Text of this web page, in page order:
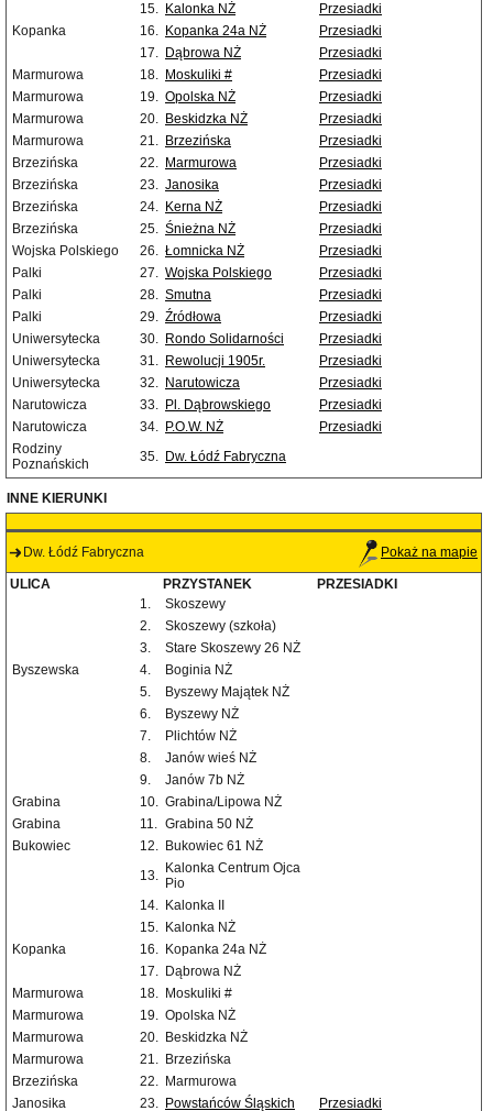
15. Kalonka NŻ
Przesiadki
Kopanka
16. Kopanka 24a NŻ
Przesiadki
17. Dąbrowa NŻ
Przesiadki
Marmurowa
18. Moskuliki #
Przesiadki
Marmurowa
19. Opolska NŻ
Przesiadki
Marmurowa
20. Beskidzka NŻ
Przesiadki
Marmurowa
21. Brzezińska
Przesiadki
Brzezińska
22. Marmurowa
Przesiadki
Brzezińska
23. Janosika
Przesiadki
Brzezińska
24. Kerna NŻ
Przesiadki
Brzezińska
25. Śnieżna NŻ
Przesiadki
Wojska Polskiego
26. Łomnicka NŻ
Przesiadki
Palki
27. Wojska Polskiego
Przesiadki
Palki
28. Smutna
Przesiadki
Palki
29. Źródłowa
Przesiadki
Uniwersytecka
30. Rondo Solidarności
Przesiadki
Uniwersytecka
31. Rewolucji 1905r.
Przesiadki
Uniwersytecka
32. Narutowicza
Przesiadki
Narutowicza
33. Pl. Dąbrowskiego
Przesiadki
Narutowicza
34. P.O.W. NŻ
Przesiadki
Rodziny
Poznańskich
35. Dw. Łódź Fabryczna
INNE KIERUNKI
Dw. Łódź Fabryczna Pokaż na mapie
ULICA PRZYSTANEK
PRZESIADKI
1.
Skoszewy
2.
Skoszewy (szkoła)
3.
Stare Skoszewy 26 NŻ
Byszewska
4.
Boginia NŻ
5.
Byszewy Majątek NŻ
6.
Byszewy NŻ
7.
Plichtów NŻ
8.
Janów wieś NŻ
9.
Janów 7b NŻ
Grabina
10. Grabina/Lipowa NŻ
Grabina
11. Grabina 50 NŻ
Bukowiec
12. Bukowiec 61 NŻ
13. Kalonka Centrum Ojca
Pio
14. Kalonka II
15. Kalonka NŻ
Kopanka
16. Kopanka 24a NŻ
17. Dąbrowa NŻ
Marmurowa
18. Moskuliki #
Marmurowa
19. Opolska NŻ
Marmurowa
20. Beskidzka NŻ
Marmurowa
21. Brzezińska
Brzezińska
22. Marmurowa
Janosika
23. Powstańców Śląskich Przesiadki